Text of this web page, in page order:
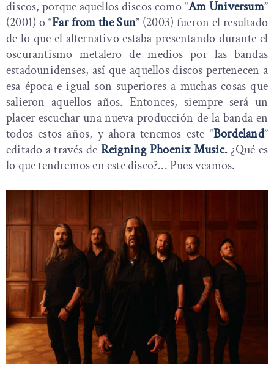
discos, porque aquellos discos como “Am Universum”
(2001) o “Far from the Sun” (2003) fueron el resultado
de lo que el alternativo estaba presentando durante el
oscurantismo metalero de medios por las bandas
estadounidenses, así que aquellos discos pertenecen a
esa época e igual son superiores a muchas cosas que
salieron aquellos años. Entonces, siempre será un
placer escuchar una nueva producción de la banda en
todos estos años, y ahora tenemos este “Bordeland”
editado a través de Reigning Phoenix Music.¿Qué es
lo que tendremos en este disco?... Pues veamos.